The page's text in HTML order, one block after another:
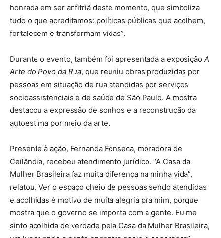
honrada em ser anfitriã deste momento, que simboliza
tudo o que acreditamos: políticas públicas que acolhem,
fortalecem e transformam vidas”.
Durante o evento, também foi apresentada a exposição A
Arte do Povo da Rua, que reuniu obras produzidas por
pessoas em situação de rua atendidas por serviços
socioassistenciais e de saúde de São Paulo. A mostra
destacou a expressão de sonhos e a reconstrução da
autoestima por meio da arte.
Presente à ação, Fernanda Fonseca, moradora de
Ceilândia, recebeu atendimento jurídico. “A Casa da
Mulher Brasileira faz muita diferença na minha vida”,
relatou. Ver o espaço cheio de pessoas sendo atendidas
e acolhidas é motivo de muita alegria pra mim, porque
mostra que o governo se importa com a gente. Eu me
sinto acolhida de verdade pela Casa da Mulher Brasileira,